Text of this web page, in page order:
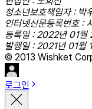
청소년보호책임자 : 박
인터넷신문등록번호 :
등록일 : 2022년 01월
발행일 : 2021년 01월
© 2013 Wishket
로그인